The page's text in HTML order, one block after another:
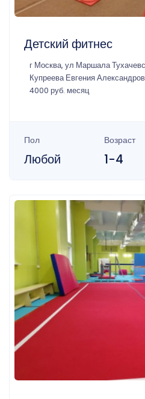
Детский фитнес
г Москва, ул Маршала
Купреева Евгения
4000 руб. месяц
Пол
Любой
Возраст
1-4